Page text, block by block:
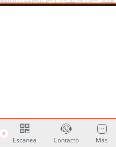
0
Escanea Contacto Más